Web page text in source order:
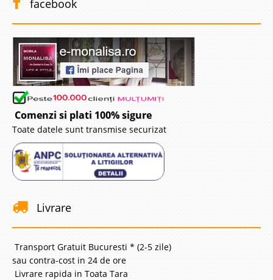
facebook
Comenzi si plati 100% sigure
Toate datele sunt transmise securizat
Livrare
Transport Gratuit Bucuresti * (2-5 zile)
sau contra-cost in 24 de ore
Livrare rapida in Toata Tara